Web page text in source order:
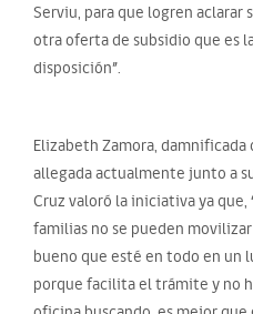
Serviu, para que logren aclarar
otra oferta de subsidio que es
disposición”.
Elizabeth Zamora,
allegada actualmente junto a
Cruz valoró la iniciativa ya que,
familias no se pueden
bueno que esté en todo en un
porque facilita el trámite y no